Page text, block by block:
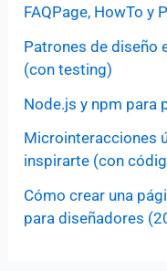
FAQPage, HowTo y
Patrones de diseño
(con testing)
Node.js y npm para
Microinteracciones
inspirarte (con
Cómo crear una
para diseñadores